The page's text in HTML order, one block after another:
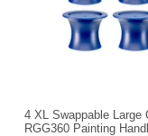
4 XL Swappable Large
RGG360 Painting